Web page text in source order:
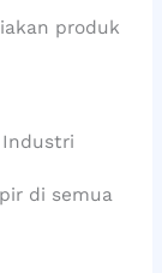
produk
Industri
di semua